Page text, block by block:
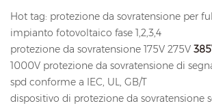
Hot tag: protezione da sovratensione per
impianto fotovoltaico fase 1,2,3,4
protezione da sovratensione 175V 275V
1000V protezione da sovratensione di
spd conforme a IEC, UL, GB/T
dispositivo di protezione da sovratensione